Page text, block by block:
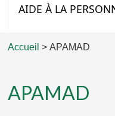
AIDE À LA
Accueil > APAMAD
APAMAD